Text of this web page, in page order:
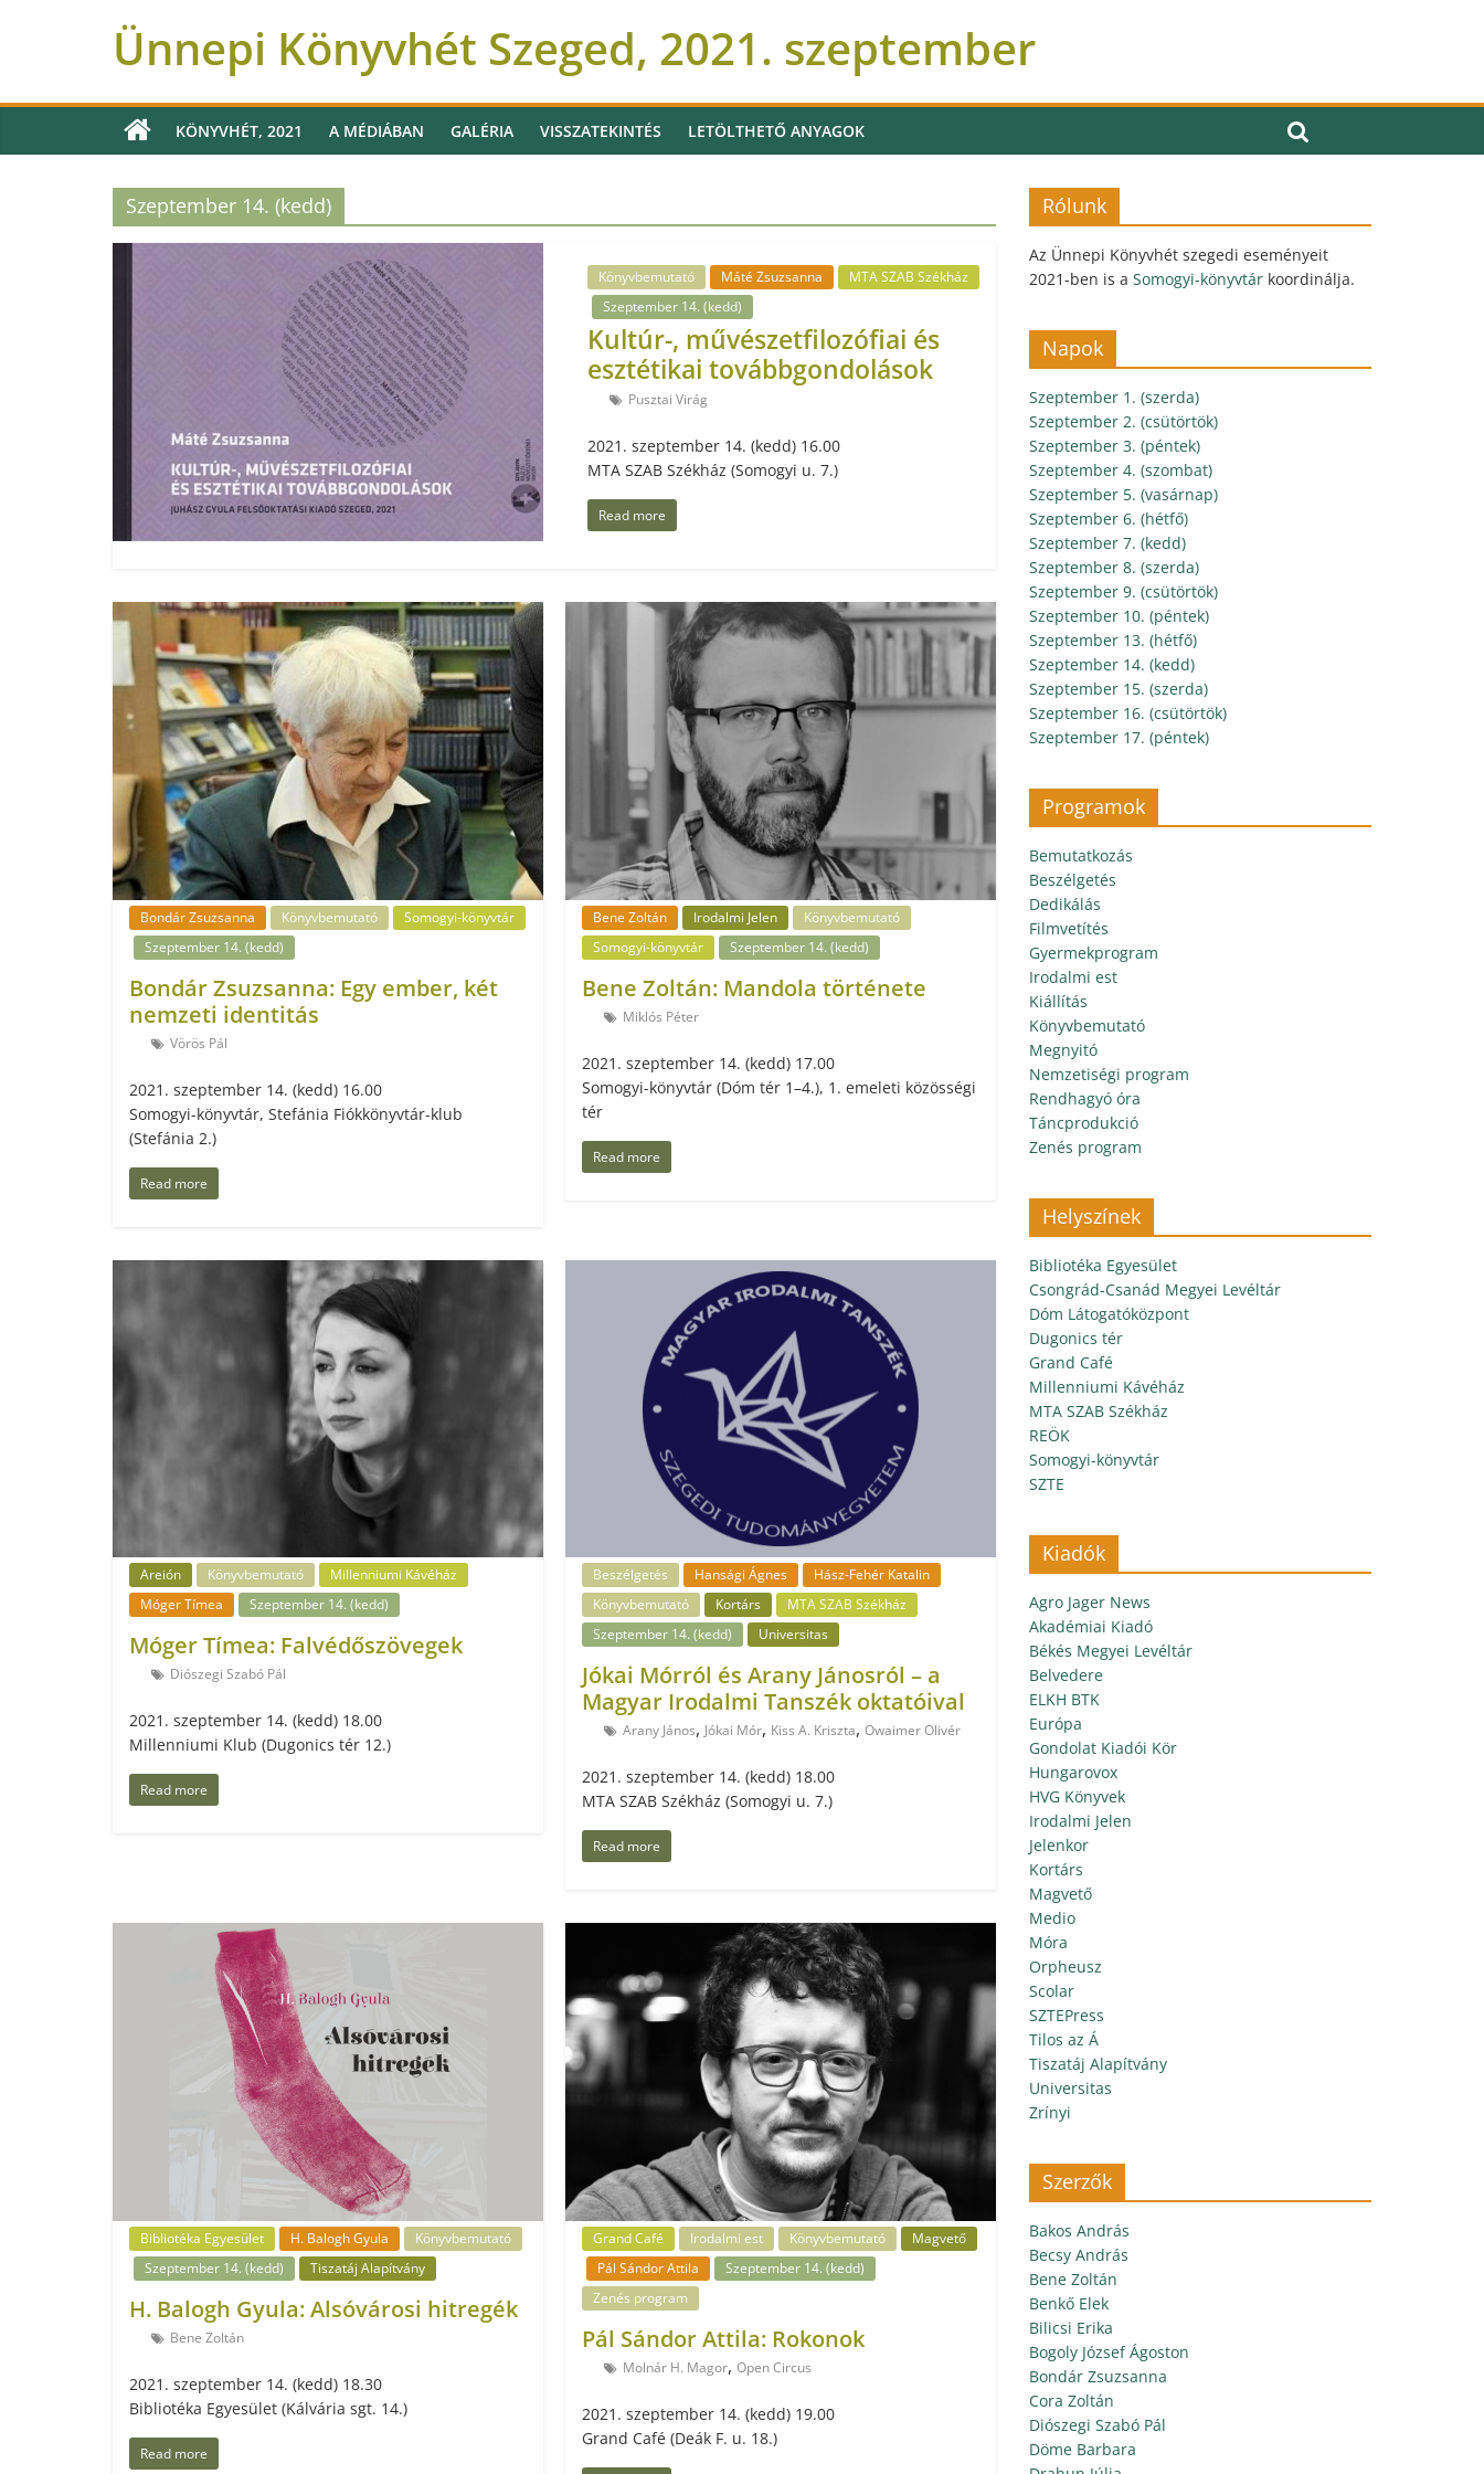
Ünnepi Könyvhét Szeged, 2021. szeptember
KÖNYVHÉT, 2021 A MÉDIÁBAN GALÉRIA VISSZATEKINTÉS LETÖLTHETŐ ANYAGOK
Szeptember 14. (kedd)
Könyvbemutató Máté Zsuzsanna
MTA SZAB Székház
Szeptember 14. (kedd)
Kultúr-, művészetfilozófiai és
esztétikai továbbgondolások
Pusztai Virág
2021. szeptember 14. (kedd) 16.00
MTA SZAB Székház (Somogyi u. 7.)
Read more
Bondár Zsuzsanna Könyvbemutató
Somogyi-könyvtár
Szeptember 14. (kedd)
Bondár Zsuzsanna: Egy ember, két
nemzeti identitás
Vörös Pál
2021. szeptember 14. (kedd) 16.00
Somogyi-könyvtár, Stefánia Fiókkönyvtár-klub
(Stefánia 2.)
Read more
Bene Zoltán Irodalmi Jelen
Könyvbemutató
Somogyi-könyvtár
Szeptember 14. (kedd)
Bene Zoltán: Mandola története
Miklós Péter
2021. szeptember 14. (kedd) 17.00
Somogyi-könyvtár (Dóm tér 1–4.), 1. emeleti közösségi
tér
Read more
Areión Könyvbemutató
Millenniumi Kávéház
Móger Tímea
Szeptember 14. (kedd)
Móger Tímea: Falvédőszövegek
Diószegi Szabó Pál
2021. szeptember 14. (kedd) 18.00
Millenniumi Klub (Dugonics tér 12.)
Read more
Beszélgetés Hansági Ágnes
Hász-Fehér Katalin
Könyvbemutató
Kortárs
MTA SZAB Székház
Szeptember 14. (kedd)
Universitas
Jókai Mórról és Arany Jánosról – a
Magyar Irodalmi Tanszék oktatóival
Arany János, Jókai Mór, Kiss A. Kriszta,Owaimer Olivér
2021. szeptember 14. (kedd) 18.00
MTA SZAB Székház (Somogyi u. 7.)
Read more
Bibliotéka Egyesület H. Balogh Gyula
Könyvbemutató
Szeptember 14. (kedd)
Tiszatáj Alapítvány
H. Balogh Gyula: Alsóvárosi hitregék
Bene Zoltán
2021. szeptember 14. (kedd) 18.30
Bibliotéka Egyesület (Kálvária sgt. 14.)
Read more
Grand Café Irodalmi est Könyvbemutató
Magvető
Pál Sándor Attila
Szeptember 14. (kedd)
Zenés program
Pál Sándor Attila: Rokonok
Molnár H. Magor,Open Circus
2021. szeptember 14. (kedd) 19.00
Grand Café (Deák F. u. 18.)
Rólunk
Az Ünnepi Könyvhét szegedi eseményeit
2021-ben is a Somogyi-könyvtár koordinálja.
Napok
Szeptember 1. (szerda)
Szeptember 2. (csütörtök)
Szeptember 3. (péntek)
Szeptember 4. (szombat)
Szeptember 5. (vasárnap)
Szeptember 6. (hétfő)
Szeptember 7. (kedd)
Szeptember 8. (szerda)
Szeptember 9. (csütörtök)
Szeptember 10. (péntek)
Szeptember 13. (hétfő)
Szeptember 14. (kedd)
Szeptember 15. (szerda)
Szeptember 16. (csütörtök)
Szeptember 17. (péntek)
Programok
Bemutatkozás
Beszélgetés
Dedikálás
Filmvetítés
Gyermekprogram
Irodalmi est
Kiállítás
Könyvbemutató
Megnyitó
Nemzetiségi program
Rendhagyó óra
Táncprodukció
Zenés program
Helyszínek
Bibliotéka Egyesület
Csongrád-Csanád Megyei Levéltár
Dóm Látogatóközpont
Dugonics tér
Grand Café
Millenniumi Kávéház
MTA SZAB Székház
REÖK
Somogyi-könyvtár
SZTE
Kiadók
Agro Jager News
Akadémiai Kiadó
Békés Megyei Levéltár
Belvedere
ELKH BTK
Európa
Gondolat Kiadói Kör
Hungarovox
HVG Könyvek
Irodalmi Jelen
Jelenkor
Kortárs
Magvető
Medio
Móra
Orpheusz
Scolar
SZTEPress
Tilos az Á
Tiszatáj Alapítvány
Universitas
Zrínyi
Szerzők
Bakos András
Becsy András
Bene Zoltán
Benkő Elek
Bilicsi Erika
Bogoly József Ágoston
Bondár Zsuzsanna
Cora Zoltán
Diószegi Szabó Pál
Döme Barbara